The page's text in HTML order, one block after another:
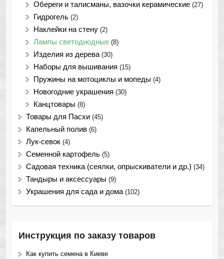
Обереги и талисманы, вазочки керамические (27)
Гидрогель (2)
Наклейки на стену (2)
Лампы светодиодные (8)
Изделия из дерева (30)
Наборы для вышивания (15)
Пружины на мотоциклы и мопеды (4)
Новогодние украшения (30)
Канцтовары (8)
Товары для Пасхи (45)
Капельный полив (6)
Лук-севок (4)
Семенной картофель (5)
Садовая техника (сеялки, опрыскиватели и др.) (34)
Тандыры и аксессуары (9)
Украшения для сада и дома (102)
Инструкция по заказу товаров
Как купить семена в Киеве